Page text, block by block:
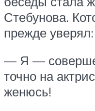
Стебунова.
прежде уверял:
— Я —
точно на
женюсь!